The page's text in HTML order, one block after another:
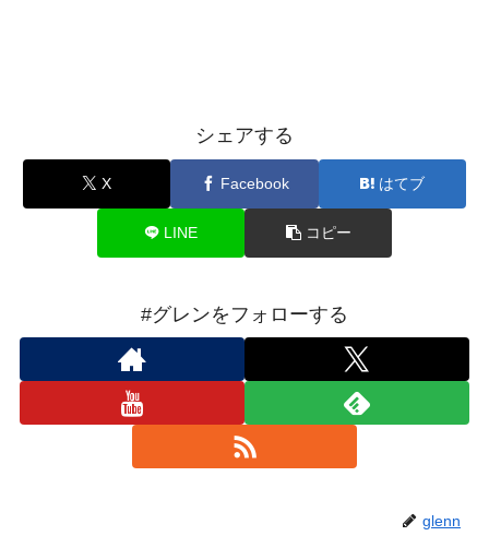
シェアする
X Facebook はてブ
LINE コピー
#グレンをフォローする
glenn